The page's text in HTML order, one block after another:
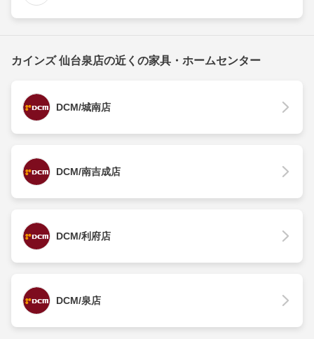
カインズ 仙台泉店の近くの家具・ホームセンター
DCM/城南店
DCM/南吉成店
DCM/利府店
DCM/泉店